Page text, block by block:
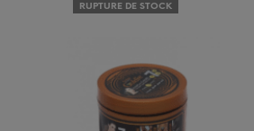
RUPTURE DE STOCK